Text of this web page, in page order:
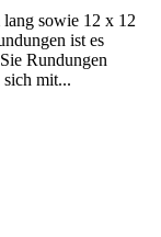
sowie 12 x 12
ist es
Rundungen
sich mit...